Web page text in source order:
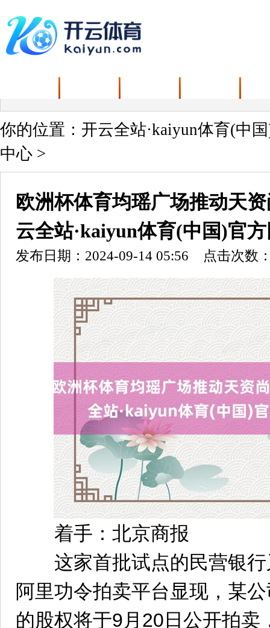
你的位置： 开云全站·kaiyun体育(中
中心 >
欧洲杯体育均瑶广场推动天
云全站·kaiyun体育(中国)官
发布日期：2024-09-14 05:56 点击次数
着手：北京商报
这家首批试点的民营银行
阿里功令拍卖平台显现，某
的股权将于9月20日公开拍卖